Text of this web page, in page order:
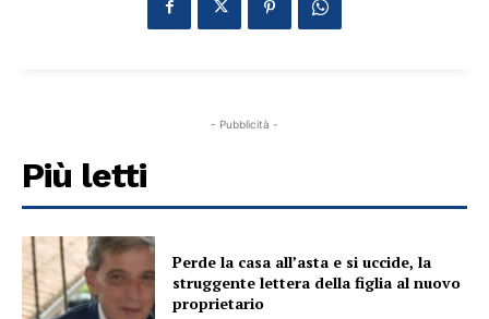
- Pubblicità -
Più letti
Perde la casa all’asta e si uccide, la
struggente lettera della figlia al nuovo
proprietario